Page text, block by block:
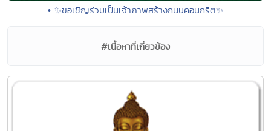
• ✨ขอเชิญร่วมเป็นเจ้าภาพสร้างถนนคอนกรีต✨
#เนื้อหาที่เกี่ยวข้อง